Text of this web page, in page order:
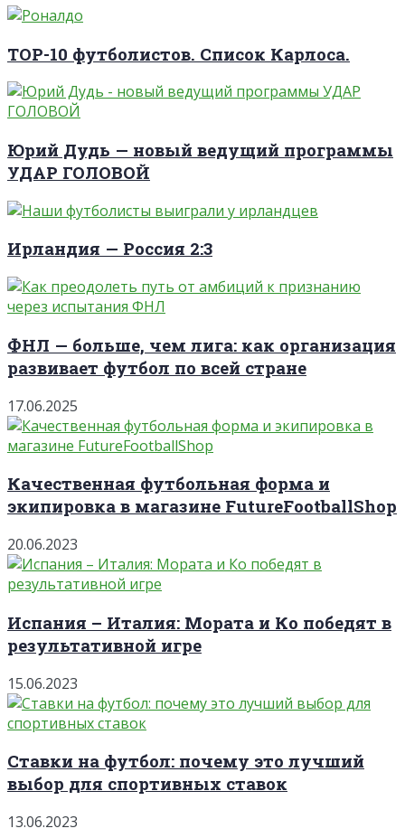
TOP-10 футболистов. Список Карлоса.
Юрий Дудь — новый ведущий программы
УДАР ГОЛОВОЙ
Ирландия — Россия 2:3
ФНЛ — больше, чем лига: как организация
развивает футбол по всей стране
17.06.2025
Качественная футбольная форма и
экипировка в магазине FutureFootballShop
20.06.2023
Испания – Италия: Мората и Ко победят в
результативной игре
15.06.2023
Ставки на футбол: почему это лучший
выбор для спортивных ставок
13.06.2023